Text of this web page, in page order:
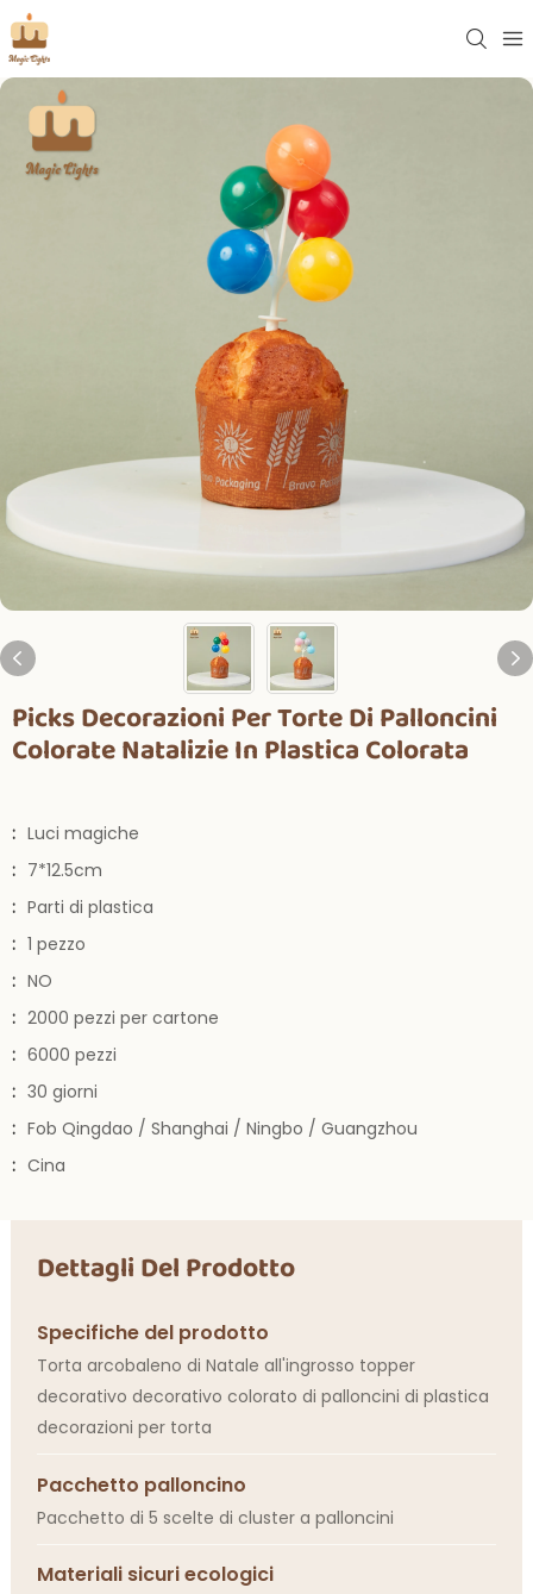
Picks Decorazioni Per Torte Di Palloncini
Colorate Natalizie In Plastica Colorata
: Luci magiche
: 7*12.5cm
: Parti di plastica
: 1 pezzo
: NO
: 2000 pezzi per cartone
: 6000 pezzi
: 30 giorni
: Fob Qingdao / Shanghai / Ningbo / Guangzhou
: Cina
Dettagli Del Prodotto
Specifiche del prodotto
Torta arcobaleno di Natale all'ingrosso topper
decorativo decorativo colorato di palloncini di plastica
decorazioni per torta
Pacchetto palloncino
Pacchetto di 5 scelte di cluster a palloncini
Materiali sicuri ecologici